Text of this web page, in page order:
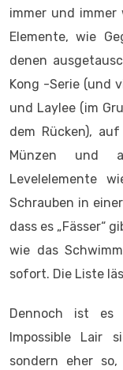
immer und immer
Elemente, wie
denen
Kong -Serie (und
und Laylee (im
dem Rücken),
Münzen und
Levelelemente
Schrauben in
dass es „Fässer“
wie das
sofort. Die Liste
Dennoch ist es
Impossible Lair
sondern eher